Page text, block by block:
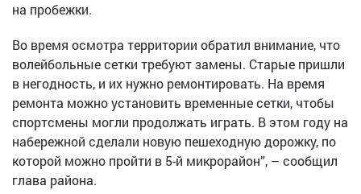
на пробежки.
Во время осмотра территории обратил внимание, что
волейбольные сетки требуют замены. Старые пришли
в негодность, и их нужно ремонтировать. На время
ремонта можно установить временные сетки, чтобы
спортсмены могли продолжать играть. В этом году на
набережной сделали новую пешеходную дорожку, по
которой можно пройти в 5-й микрорайон”, – сообщил
глава района.